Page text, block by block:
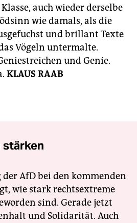
auch wieder derselbe
wie damals, als die
und brillant Texte
Vögeln untermalte.
und Genie.
KLAUS RAAB
stärken
AfD bei den kommenden
wie stark rechtsextreme
sind. Gerade jetzt
und Solidarität. Auch